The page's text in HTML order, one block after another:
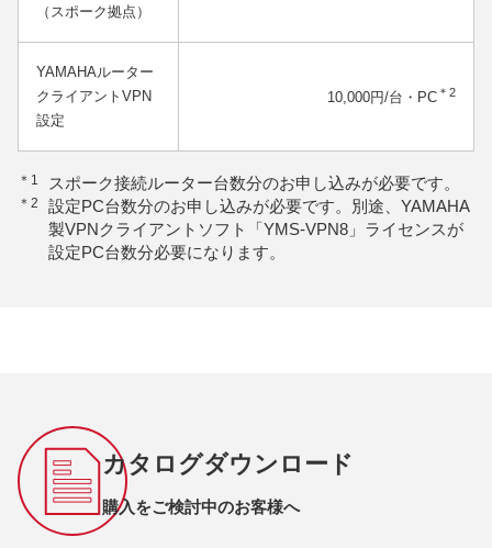
（スポーク拠点）
YAMAHAルーター
クライアントVPN
設定
10,000円/台・PC ＊2
＊1 スポーク接続ルーター台数分のお申し込みが必要です。
＊2
設定PC台数分のお申し込みが必要です。別途、YAMAHA
製VPNクライアントソフト「YMS-VPN8」ライセンスが
設定PC台数分必要になります。
カタログダウンロード
購入をご検討中のお客様へ